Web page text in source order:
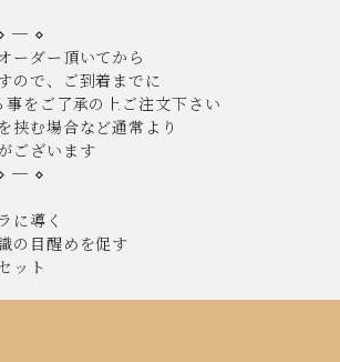
─ ⋄
ーダー頂いてから
ので、ご到着までに
をご了承の上ご注文下さい
挟む場合など通常より
ございます
─ ⋄
に導く
の目醒めを促す
ット